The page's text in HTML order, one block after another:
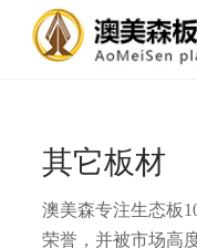
其它板材
澳美森专注生态板
荣誉，并被市场高